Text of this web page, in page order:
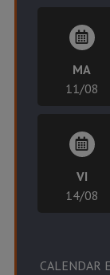
MA
11/08
VI
14/08
CALENDAR